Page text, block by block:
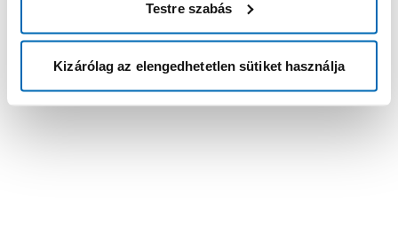
Testre szabás
Kizárólag az elengedhetetlen sütiket használja